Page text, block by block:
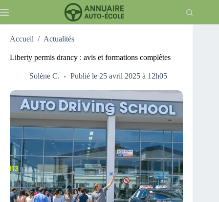
au
Accueil / Actualités
Liberty permis drancy : avis et formations complètes
Solène C. Publié le 25 avril 2025 à 12h05